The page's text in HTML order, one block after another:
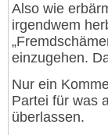
Also wie
irgendwem
einzugehen.
Nur ein
Partei für was
überlassen.